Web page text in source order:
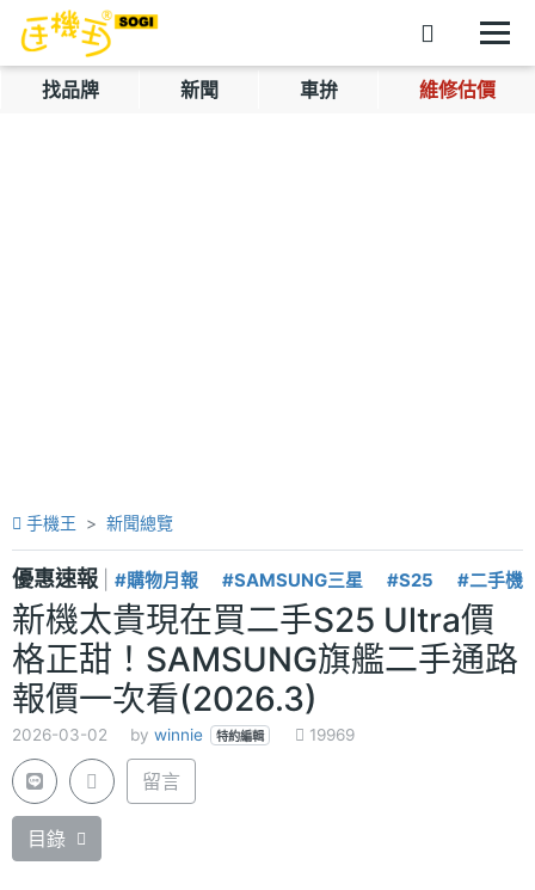
找品牌 新聞 車拚 維修估價
手機王 新聞總覽
優惠速報 #購物月報 #SAMSUNG三星 #S25 #二手機
新機太貴現在買二手S25 Ultra價
格正甜！SAMSUNG旗艦二手通路
報價一次看(2026.3)
2026-03-02 by winnie 特約編輯 19969
留言
目錄